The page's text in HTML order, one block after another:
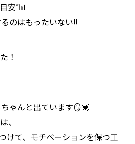
安”📊
のはもったいない‼️
！
ゃんと出ています🪞💓
、
けて、モチベーションを保つ工